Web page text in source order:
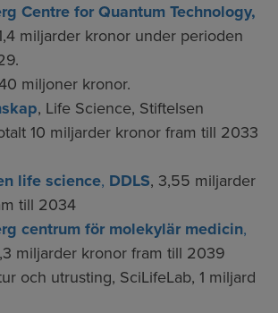
Centre for Quantum Technology,
miljarder kronor under perioden
miljoner kronor.
, Life Science, Stiftelsen
10 miljarder kronor fram till 2033
life science, DDLS, 3,55 miljarder
till 2034
centrum för molekylär medicin,
miljarder kronor fram till 2039
och utrusting, SciLifeLab, 1 miljard